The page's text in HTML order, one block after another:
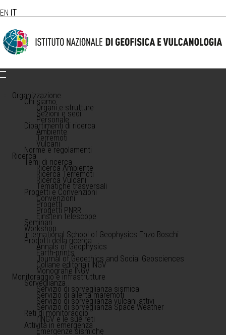
EN IT
Organizzazione
Chi siamo
Organi e strutture
Sezioni e sedi
Personale
Dipartimenti di ricerca
Ambiente
Terremoti
Vulcani
Norme e regolamenti
Ricerca
Temi di ricerca
Ricerca Ambiente
Ricerca Terremoti
Ricerca Vulcani
Tematiche trasversali
Progetti e Convenzioni
Convenzioni
Progetti
Progetti PNRR
Einstein telescope
Seminari
Workshop
International School of Geophysics Enzo Boschi
Prodotti della ricerca
Annals of Geophysics
Earth-prints
Journal of Geoethics and Social Geosciences
Collane editoriali INGV
Monografie INGV
Monitoraggio e infrastrutture
Sorveglianza
Servizio di sorveglianza sismica
Servizio di allerta maremoti
Servizio di sorveglianza vulcani attivi
Servizio di sorveglianza Space Weather
Reti di monitoraggio
l'INGV e le sue reti
Attività in emergenza
Emergenze sismiche